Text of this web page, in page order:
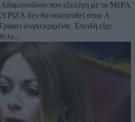
που εξελέγη με το ΜέΡΑ
δεν θα πολιτευθεί στην Α